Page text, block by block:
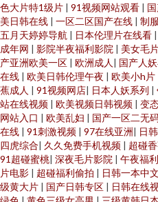
色大片特1级片 | 91视频网站观看 |
美日韩在线 | 一区二区国产在线 | 制
五月天婷婷导航 | 日本伦理片在线看 |
成年网 | 影院半夜福利影院 | 美女毛
产亚洲欧美一区 | 欧洲成人 | 国产人
在线 | 欧美日韩伦理午夜 | 欧美小h片
蕉成人 | 91视频网店| 日本人妖系列 |
站在线视频 | 欧美视频日韩视频 | 变
网站入口 | 欧美乱妇 | 国产一区二无
在线 | 91刺激视频 | 97在线亚洲| 日
四虎综合| 久久免费手机视频 | 超碰
91超碰蜜桃| 深夜毛片影院 | 午夜福
片电影 | 超碰福利偷拍 | 日韩一本中
级黄大片 | 国产日韩专区 | 日韩在线